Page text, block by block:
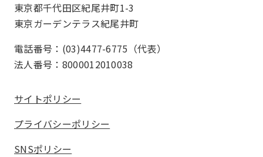
東京都千代田区紀尾井町1-3
東京ガーデンテラス紀尾井町
電話番号：(03)4477-6775（代表）
法人番号：8000012010038
サイトポリシー
プライバシーポリシー
SNSポリシー